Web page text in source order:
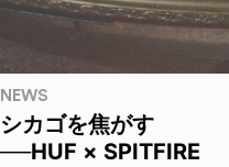
NEWS
シカゴを焦がす
──HUF × SPITFIRE